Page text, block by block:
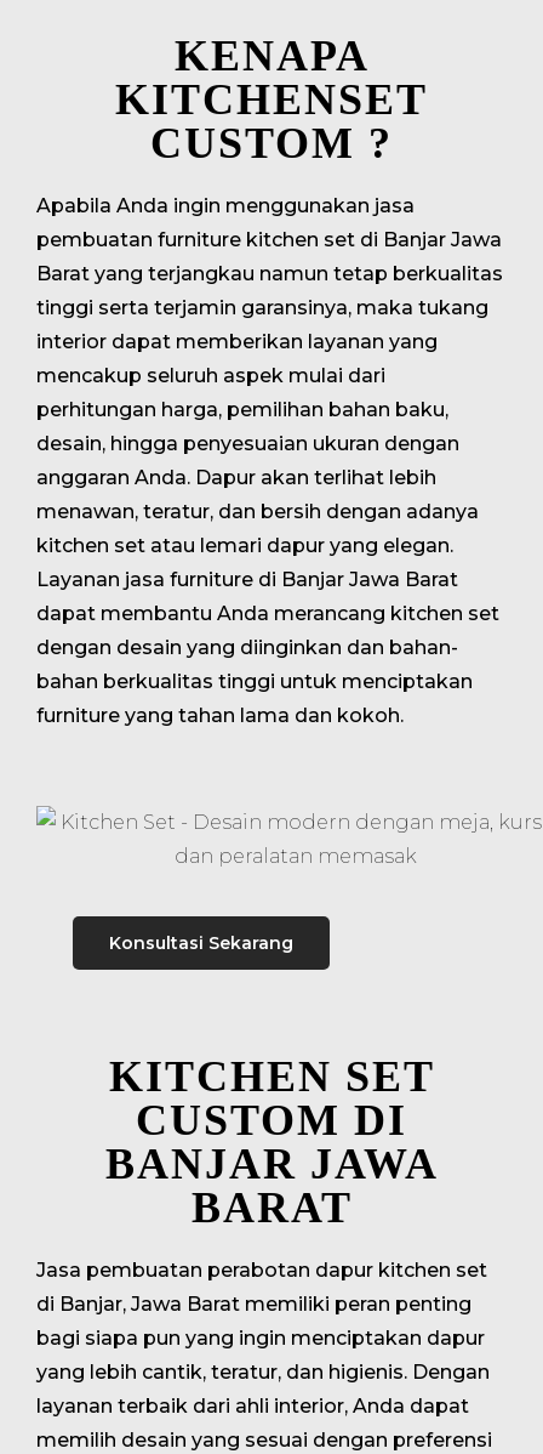
KENAPA
KITCHENSET
CUSTOM ?
Apabila Anda ingin menggunakan jasa
pembuatan furniture kitchen set di Banjar Jawa
Barat yang terjangkau namun tetap berkualitas
tinggi serta terjamin garansinya, maka tukang
interior dapat memberikan layanan yang
mencakup seluruh aspek mulai dari
perhitungan harga, pemilihan bahan baku,
desain, hingga penyesuaian ukuran dengan
anggaran Anda. Dapur akan terlihat lebih
menawan, teratur, dan bersih dengan adanya
kitchen set atau lemari dapur yang elegan.
Layanan jasa furniture di Banjar Jawa Barat
dapat membantu Anda merancang kitchen set
dengan desain yang diinginkan dan bahan-
bahan berkualitas tinggi untuk menciptakan
furniture yang tahan lama dan kokoh.
Konsultasi Sekarang
KITCHEN SET
CUSTOM DI
BANJAR JAWA
BARAT
Jasa pembuatan perabotan dapur kitchen set
di Banjar, Jawa Barat memiliki peran penting
bagi siapa pun yang ingin menciptakan dapur
yang lebih cantik, teratur, dan higienis. Dengan
layanan terbaik dari ahli interior, Anda dapat
memilih desain yang sesuai dengan preferensi